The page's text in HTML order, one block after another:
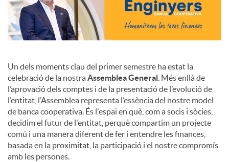
Un dels moments clau del primer semestre ha estat la
celebració de la nostra Assemblea General . Més enllà de
l’aprovació dels comptes i de la presentació de l’evolució de
l’entitat, l’Assemblea representa l’essència del nostre model
de banca cooperativa. És l'espai en què, com a socis i sòcies,
decidim el futur de l'entitat, perquè compartim un projecte
comú i una manera diferent de fer i entendre les finances,
basada en la proximitat, la participació i el nostre compromís
amb les persones.